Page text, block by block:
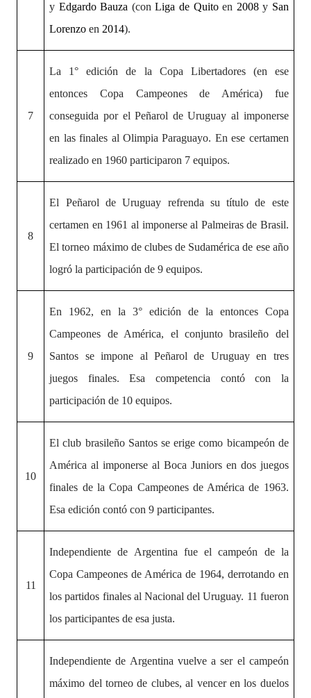
y Edgardo Bauza (conLiga de Quitoen 2008y San
Lorenzo en 2014).
7
La 1° edición de la Copa Libertadores (en ese
entonces Copa Campeones de América) fue
conseguida por el Peñarol de Uruguay al imponerse
en las finales al Olimpia Paraguayo. En ese certamen
realizado en 1960 participaron 7 equipos.
8
El Peñarol de Uruguay refrenda su título de este
certamen en 1961 al imponerse al Palmeiras de Brasil.
El torneo máximo de clubes de Sudamérica de ese año
logró la participación de 9 equipos.
9
En 1962, en la 3° edición de la entonces Copa
Campeones de América, el conjunto brasileño del
Santos se impone al Peñarol de Uruguay en tres
juegos finales. Esa competencia contó con la
participación de 10 equipos.
10
El club brasileño Santos se erige como bicampeón de
América al imponerse al Boca Juniors en dos juegos
finales de la Copa Campeones de América de 1963.
Esa edición contó con 9 participantes.
11
Independiente de Argentina fue el campeón de la
Copa Campeones de América de 1964, derrotando en
los partidos finales al Nacional del Uruguay. 11 fueron
los participantes de esa justa.
Independiente de Argentina vuelve a ser el campeón
máximo del torneo de clubes, al vencer en los duelos